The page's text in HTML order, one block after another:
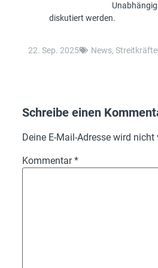
diskutiert werden.
22. Sep. 2025 News, Streitkräfte
Schreibe einen
Deine E-Mail-Adresse wird
Kommentar*